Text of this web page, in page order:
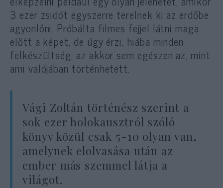
3 ezer zsidót egyszerre terelnek ki az erdőbe
agyonlőni. Próbálta filmes fejjel látni maga
előtt a képet, de úgy érzi, hiába minden
felkészültség, az akkor sem egészen az, mint
ami valójában történhetett.
Vági Zoltán történész szerint a
sok ezer holokausztról szóló
könyv közül csak 5-10 olyan van,
amelynek elolvasása után az
ember más szemmel látja a
világot.